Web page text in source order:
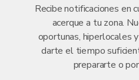
Recibe notificaciones en
acerque a tu zona.
oportunas, hiperlocales
darte el tiempo
prepararte o